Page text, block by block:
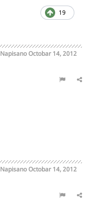
19
NapisanoOctobar 14, 2012
NapisanoOctobar 14, 2012